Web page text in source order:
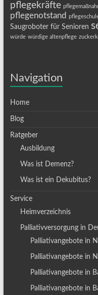
pflegekräfte
pflegenotstand
Saugroboter für Senioren
würde würdige altenpflege
Navigation
Home
Blog
Ratgeber
Ausbildung
Was ist Demenz?
Was ist ein Dekubitus?
Service
Heimverzeichnis
Palliativversorgung in
Palliativangebote in
Palliativangebote in
Palliativangebote in
Palliativangebote in